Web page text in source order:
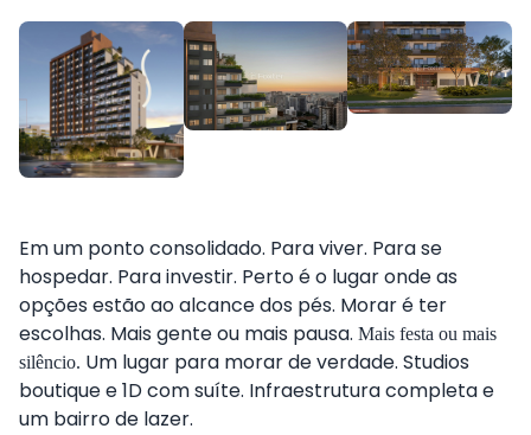
Em um ponto consolidado. Para viver. Para se
hospedar. Para investir. Perto é o lugar onde as
opções estão ao alcance dos pés. Morar é ter
escolhas. Mais gente ou mais pausa. Mais festa ou mais
silêncio. Um lugar para morar de verdade. Studios
boutique e 1D com suíte. Infraestrutura completa e
um bairro de lazer.